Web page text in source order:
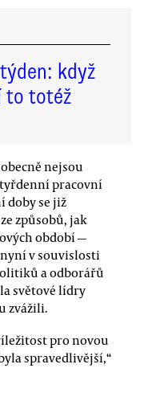
když
to totéž
nejsou
pracovní
doby se již
způsobů, jak
období —
v souvislosti
a odborářů
světové lídry
zvážili.
pro novou
spravedlivější,“